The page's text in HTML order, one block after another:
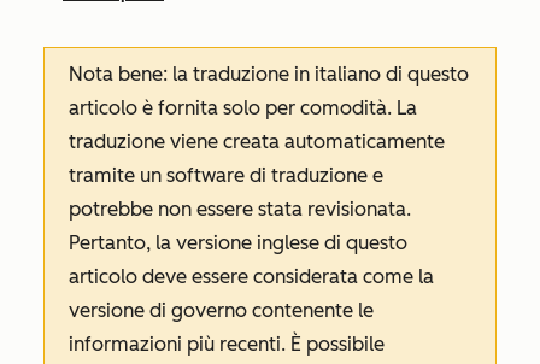
Nota bene: la traduzione in italiano di questo
articolo è fornita solo per comodità. La
traduzione viene creata automaticamente
tramite un software di traduzione e
potrebbe non essere stata revisionata.
Pertanto, la versione inglese di questo
articolo deve essere considerata come la
versione di governo contenente le
informazioni più recenti. È possibile